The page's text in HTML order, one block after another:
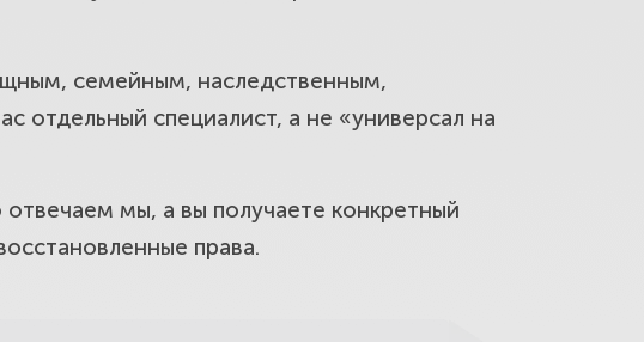
района Марфино. Защитим
для жителей района Марфино.
семейным, наследственным,
отдельный специалист, а не «универсал на
отвечаем мы, а вы получаете конкретный
права.